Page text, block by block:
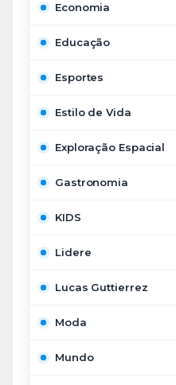
Economia
Educação
Esportes
Estilo de Vida
Exploração Espacial
Gastronomia
KIDS
Lidere
Lucas Guttierrez
Moda
Mundo